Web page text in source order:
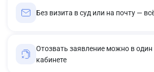
Без визита в суд или на почту —
Отозвать заявление можно в
кабинете